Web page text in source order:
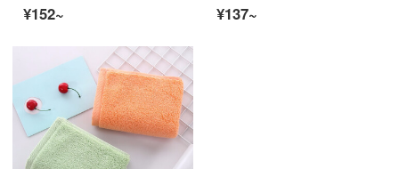
¥152~
¥137~